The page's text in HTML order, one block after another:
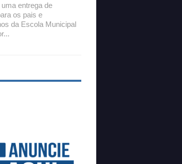
entrega de
os pais e
da Escola Municipal